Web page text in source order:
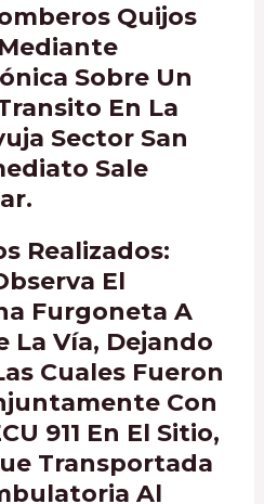
Quijos
Sobre Un
En La
Sector San
Sale
Realizados:
El
Furgoneta A
La Vía, Dejando
Cuales Fueron
Con
911 En El Sitio,
Transportada
Al